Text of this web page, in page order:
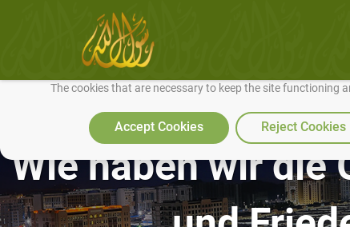
We use cookies to make our site work well for you and so we can
The cookies that are necessary to keep the site functioning
Accept Cookies Reject Cookies
Wie haben wir die